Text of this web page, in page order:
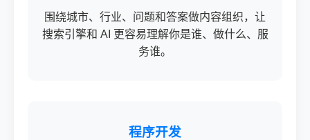
围绕城市、行业、问题和答案做内容组织，让
搜索引擎和 AI 更容易理解你是谁、做什么、服
务谁。
程序开发